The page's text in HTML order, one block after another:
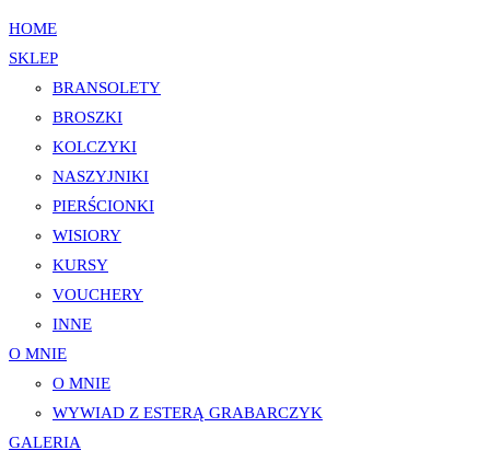
HOME
SKLEP
BRANSOLETY
BROSZKI
KOLCZYKI
NASZYJNIKI
PIERŚCIONKI
WISIORY
KURSY
VOUCHERY
INNE
O MNIE
O MNIE
WYWIAD Z ESTERĄ GRABARCZYK
GALERIA